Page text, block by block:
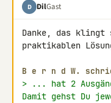
D DilGast
Danke, das klingt
praktikablen
B e r n d W.
> ... hat 2
Damit gehst Du